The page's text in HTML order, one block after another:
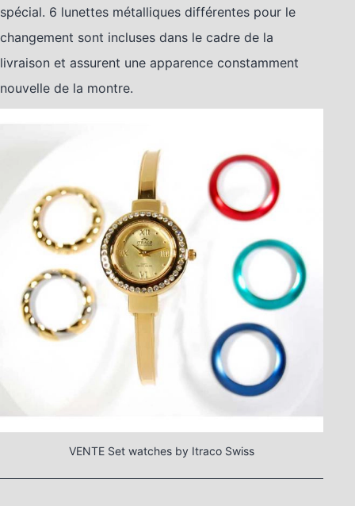
spécial. 6 lunettes métalliques différentes pour le
changement sont incluses dans le cadre de la
livraison et assurent une apparence constamment
nouvelle de la montre.
VENTE Set watches by Itraco Swiss